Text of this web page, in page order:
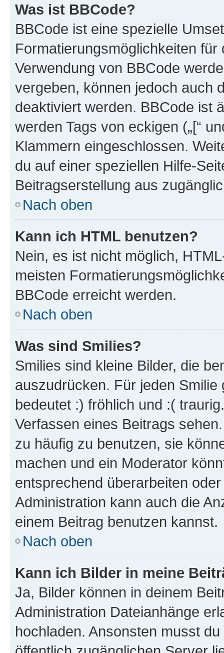
Was ist BBCode?
BBCode ist eine spezielle
Formatierungsmöglichkeiten
Verwendung von BBCode
vergeben, können jedoch auch
deaktiviert werden. BBCode ist
werden Tags von eckigen („[“
Klammern eingeschlossen.
du auf einer speziellen Hilfe-
Beitragserstellung aus
Nach oben
Kann ich HTML benutzen?
Nein, es ist nicht möglich,
meisten
BBCode erreicht werden.
Nach oben
Was sind Smilies?
Smilies sind kleine Bilder, die
auszudrücken. Für jeden
bedeutet :) fröhlich und :(
Verfassen eines Beitrags
zu häufig zu benutzen, sie
machen und ein Moderator
entsprechend überarbeiten
Administration kann auch die
einem Beitrag benutzen kannst.
Nach oben
Kann ich Bilder in meine
Ja, Bilder können in deinem
Administration Dateianhänge
hochladen. Ansonsten musst